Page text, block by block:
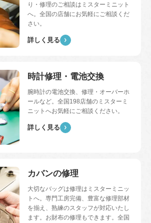
り・修理のご相談はミスターミニット
へ。全国の店舗にお気軽にご相談くだ
さい。
詳しく見る
時計修理・電池交換
腕時計の電池交換、修理・オーバーホ
ールなど。全国 198店舗のミスターミ
ニットへお気軽にご相談ください。
詳しく見る
カバンの修理
大切なバッグは修理はミスターミニッ
トへ。専門工房完備、豊富な修理部材
を揃え、熟練のスタッフが対応いたし
ます。お財布の修理もできます。全国